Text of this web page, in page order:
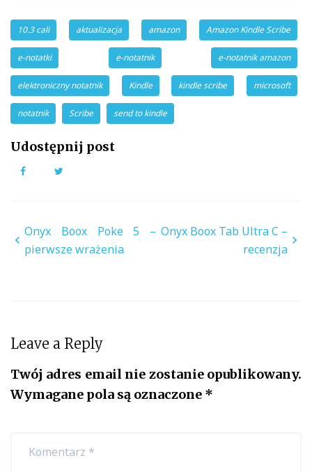
10.3 cali aktualizacja amazon Amazon Kindle Scribe
e-notatki e-notatnik e-notatnik amazon
elektroniczny notatnik Kindle kindle scribe microsoft
notatnik Scribe send to kindle
Udostępnij post
Facebook
Nawigacja
wpisu
Onyx Boox Poke 5 –
pierwsze wrażenia
Onyx Boox Tab Ultra C –
recenzja
Leave a Reply
Twój adres email nie zostanie opublikowany.
Wymagane pola są oznaczone *